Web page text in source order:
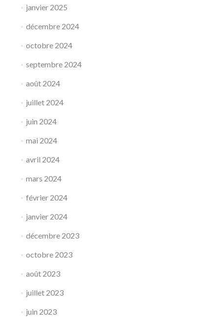
janvier 2025
décembre 2024
octobre 2024
septembre 2024
août 2024
juillet 2024
juin 2024
mai 2024
avril 2024
mars 2024
février 2024
janvier 2024
décembre 2023
octobre 2023
août 2023
juillet 2023
juin 2023